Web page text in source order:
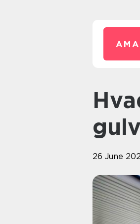
Hvad er prisen for en
26 June